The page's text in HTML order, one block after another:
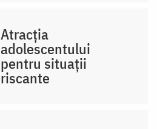
Atracția
adolescentului
pentru situații
riscante